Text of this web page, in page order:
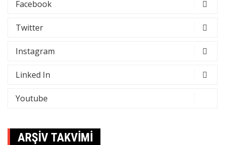
Facebook
Twitter
Instagram
Linked In
Youtube
ARŞİV TAKVİMİ